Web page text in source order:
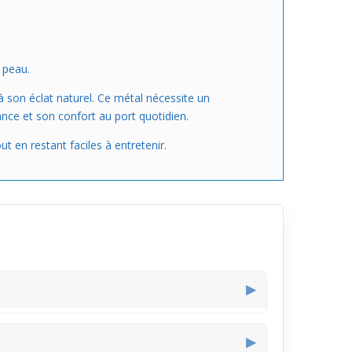
éclat naturel. Ce métal nécessite un
et son confort au port quotidien.
en restant faciles à entretenir.
▶
▶